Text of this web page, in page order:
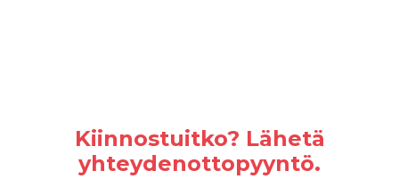
Kiinnostuitko? Lähetä
yhteydenottopyyntö.